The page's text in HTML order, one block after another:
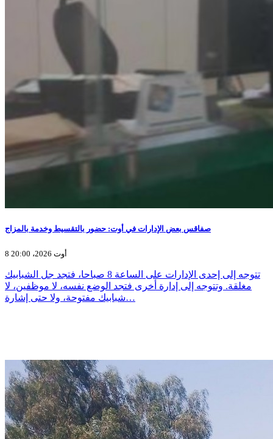
صفاقس بعض الإدارات في أوت: حضور بالتقسيط وخدمة بالمزاج
8 أوت 2026، 20:00
تتوجه إلى إحدى الإدارات على الساعة 8 صباحا، فتجد جل الشبابيك
مغلقة. وتتوجه إلى إدارة أخرى فتجد الوضع نفسه، لا موظفين، لا
شبابيك مفتوحة، ولا حتى إشارة…